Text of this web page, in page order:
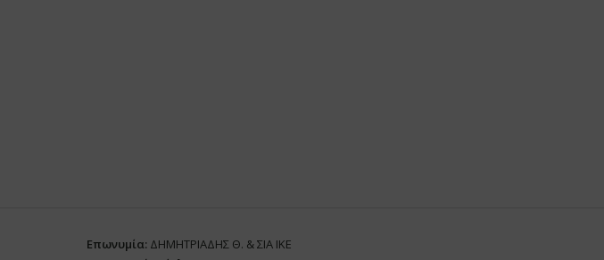
Επωνυμία: ΔΗΜΗΤΡΙΑΔΗΣ Θ. & ΣΙΑ ΙΚΕ